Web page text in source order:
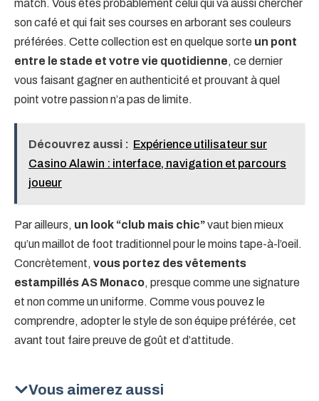
match. Vous êtes probablement celui qui va aussi chercher
son café et qui fait ses courses en arborant ses couleurs
préférées. Cette collection est en quelque sorte un pont
entre le stade et votre vie quotidienne, ce dernier
vous faisant gagner en authenticité et prouvant à quel
point votre passion n’a pas de limite.
Découvrez aussi : Expérience utilisateur sur
Casino Alawin : interface, navigation et parcours
joueur
Par ailleurs, un look “club mais chic”vaut bien mieux
qu’un maillot de foot traditionnel pour le moins tape-à-l’oeil.
Concrètement, vous portez des vêtements
estampillés AS Monaco, presque comme une signature
et non comme un uniforme. Comme vous pouvez le
comprendre, adopter le style de son équipe préférée, cet
avant tout faire preuve de goût et d’attitude.
Vous aimerez aussi